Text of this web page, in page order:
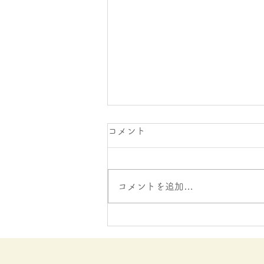
２０２６年５，６月にじのは
コメント
コメントを追加…